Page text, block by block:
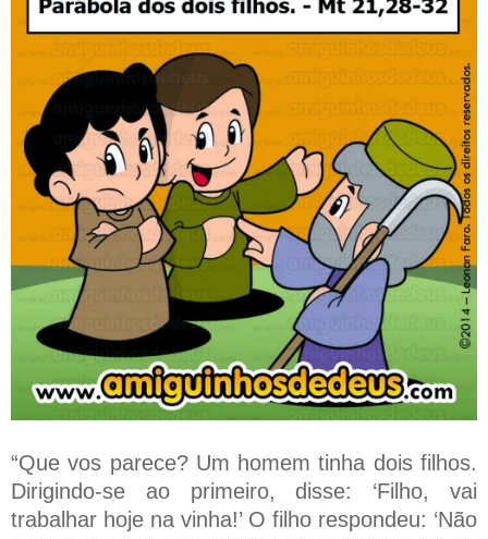
“Que vos parece? Um homem tinha dois filhos.
Dirigindo-se ao primeiro, disse: ‘Filho, vai
trabalhar hoje na vinha!’ O filho respondeu: ‘Não